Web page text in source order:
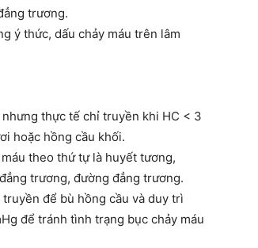
trương.
ý thức, dấu chảy máu trên lâm
thực tế chỉ truyền khi HC < 3
hoặc hồng cầu khối.
theo thứ tự là huyết tương,
trương, đường đẳng trương.
để bù hồng cầu và duy trì
để tránh tình trạng bục chảy máu